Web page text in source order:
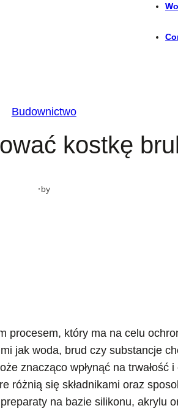
Budownictwo
kostkę
·by
procesem, który ma na celu
jak woda, brud czy substancje
znacząco wpłynąć na trwałość
różnią się składnikami oraz
na bazie silikonu, akrylu